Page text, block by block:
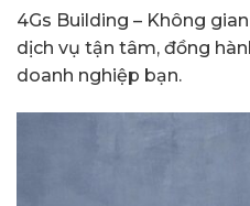
4Gs Building – Không
dịch vụ tận tâm, đồng
doanh nghiệp bạn.